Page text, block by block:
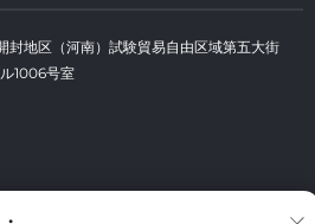
封地区（河南）試験貿易自由区域第五大街
1006号室